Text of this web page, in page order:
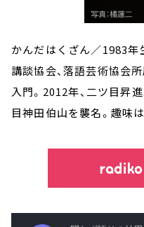
かんだはくざん／1983年
講談協会、落語芸術協会
入門。2012年、二ツ目昇
目神田伯山を襲名。趣味